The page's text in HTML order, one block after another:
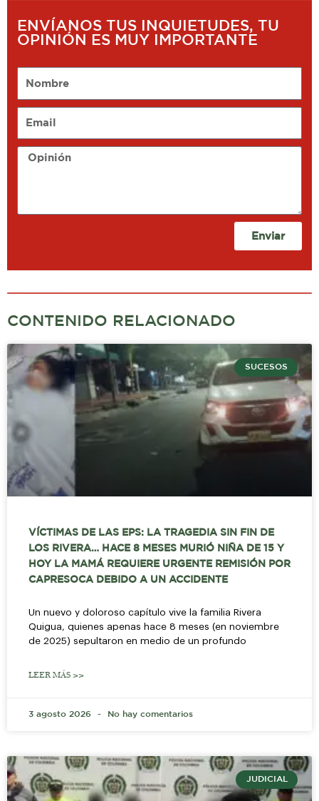
ENVÍANOS TUS INQUIETUDES, TU
OPINIÓN ES MUY IMPORTANTE
Opinión
Enviar
CONTENIDO RELACIONADO
SUCESOS
VÍCTIMAS DE LAS EPS: LA TRAGEDIA SIN FIN DE
LOS RIVERA… HACE 8 MESES MURIÓ NIÑA DE 15 Y
HOY LA MAMÁ REQUIERE URGENTE REMISIÓN POR
CAPRESOCA DEBIDO A UN ACCIDENTE
Un nuevo y doloroso capítulo vive la familia Rivera
Quigua, quienes apenas hace 8 meses (en noviembre
de 2025) sepultaron en medio de un profundo
LEER MÁS >>
3 agosto 2026 No hay comentarios
JUDICIAL